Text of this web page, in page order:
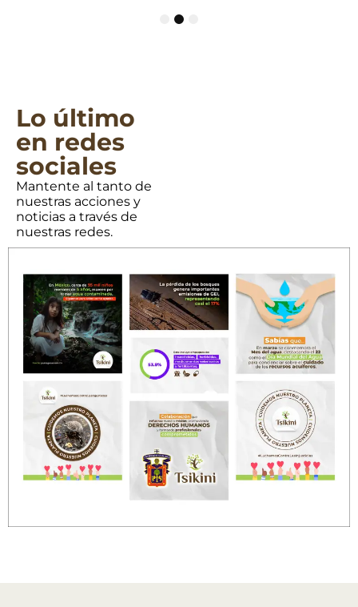
Lo último
en redes
sociales
Mantente al tanto de
nuestras acciones y
noticias a través de
nuestras redes.